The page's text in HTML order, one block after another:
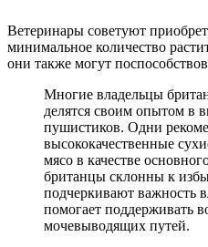
Ветеринары советуют
минимальное количество
они также могут
Многие владельцы
делятся своим опытом в
пушистиков. Одни
высококачественные
мясо в качестве
британцы склонны к
подчеркивают важность
помогает поддерживать
мочевыводящих путей.